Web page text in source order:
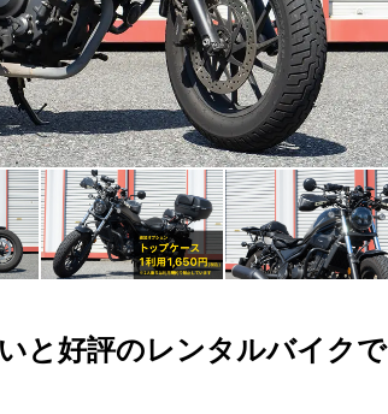
と好評のレンタルバイクで